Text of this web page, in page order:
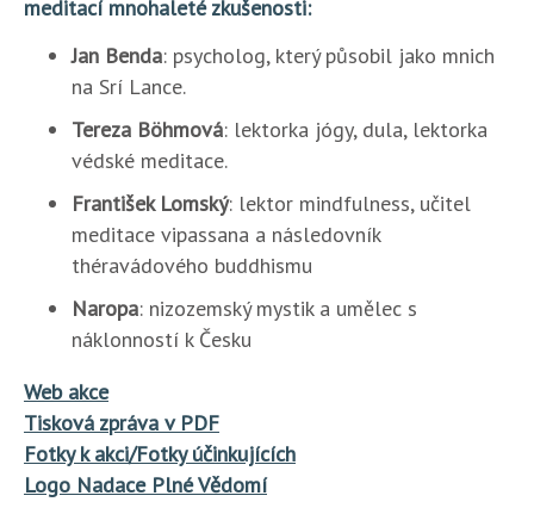
meditací mnohaleté zkušenosti:
Jan Benda: psycholog, který působil jako mnich
na Srí Lance.
Tereza Böhmová: lektorka jógy, dula, lektorka
védské meditace.
František Lomský: lektor mindfulness, učitel
meditace vipassana a následovník
théravádového buddhismu
Naropa: nizozemský mystik a umělec s
náklonností k Česku
Web akce
Tisková zpráva v PDF
Fotky k akci/Fotky účinkujících
Logo Nadace Plné Vědomí